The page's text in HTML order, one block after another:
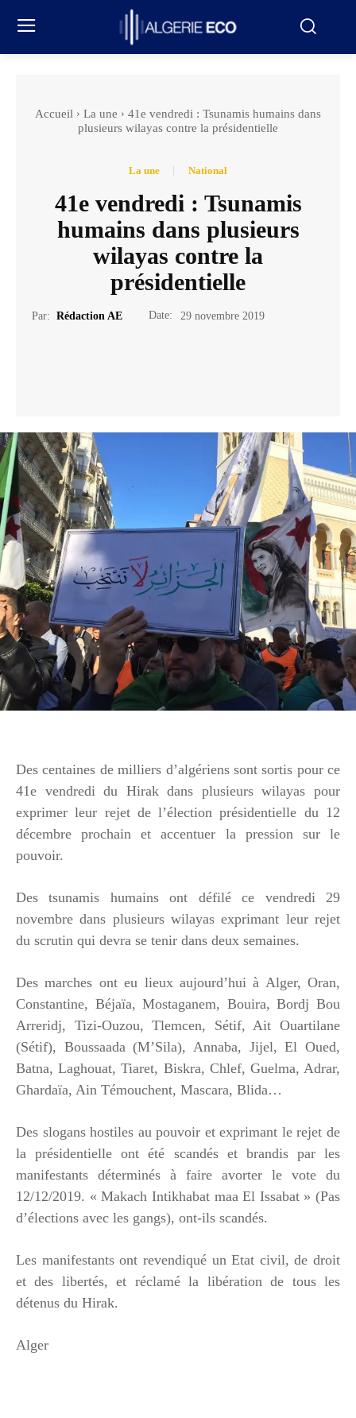
Accueil La une
41e vendredi : Tsunamis humains dans
plusieurs wilayas contre la présidentielle
La une National
41e vendredi : Tsunamis
humains dans plusieurs
wilayas contre la
présidentielle
Par: Rédaction AE Date: 29 novembre 2019
Des centaines de milliers d’algériens sont sortis pour ce
41e vendredi du Hirak dans plusieurs wilayas pour
exprimer leur rejet de l’élection présidentielle du 12
décembre prochain et accentuer la pression sur le
pouvoir.
Des tsunamis humains ont défilé ce vendredi 29
novembre dans plusieurs wilayas exprimant leur rejet
du scrutin qui devra se tenir dans deux semaines.
Des marches ont eu lieux aujourd’hui à Alger, Oran,
Constantine, Béjaïa, Mostaganem, Bouira, Bordj Bou
Arreridj, Tizi-Ouzou, Tlemcen, Sétif, Ait Ouartilane
(Sétif), Boussaada (M’Sila), Annaba, Jijel, El Oued,
Batna, Laghouat, Tiaret, Biskra, Chlef, Guelma, Adrar,
Ghardaïa, Ain Témouchent, Mascara, Blida…
Des slogans hostiles au pouvoir et exprimant le rejet de
la présidentielle ont été scandés et brandis par les
manifestants déterminés à faire avorter le vote du
12/12/2019. « Makach Intikhabat maa El Issabat » (Pas
d’élections avec les gangs), ont-ils scandés.
Les manifestants ont revendiqué un Etat civil, de droit
et des libertés, et réclamé la libération de tous les
détenus du Hirak.
Alger